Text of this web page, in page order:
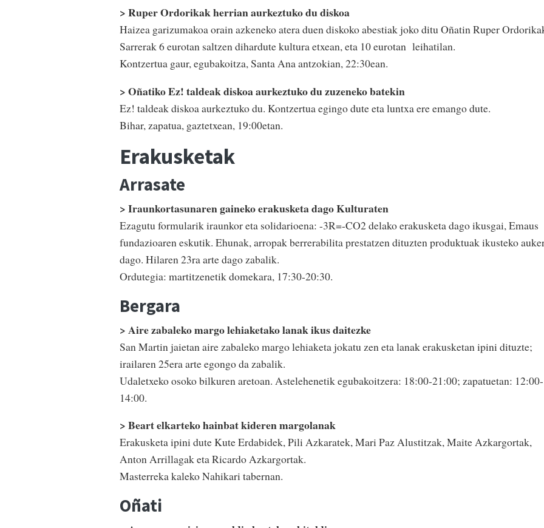
> Ruper Ordorikak herrian aurkeztuko du diskoa
Haizea garizumakoa orain azkeneko atera duen diskoko abestiak joko ditu Oñatin Ruper
Sarrerak 6 eurotan saltzen dihardute kultura etxean, eta 10 eurotan leihatilan.
Kontzertua gaur, egubakoitza, Santa Ana antzokian, 22:30ean.
> Oñatiko Ez! taldeak diskoa aurkeztuko du zuzeneko batekin
Ez! taldeak diskoa aurkeztuko du. Kontzertua egingo dute eta luntxa ere emango dute.
Bihar, zapatua, gaztetxean, 19:00etan.
Erakusketak
Arrasate
> Iraunkortasunaren gaineko erakusketa dago Kulturaten
Ezagutu formularik iraunkor eta solidarioena: -3R=-CO2 delako erakusketa dago ikusgai, Emaus
fundazioaren eskutik. Ehunak, arropak berrerabilita prestatzen dituzten produktuak ikusteko
dago. Hilaren 23ra arte dago zabalik.
Ordutegia: martitzenetik domekara, 17:30-20:30.
Bergara
> Aire zabaleko margo lehiaketako lanak ikus daitezke
San Martin jaietan aire zabaleko margo lehiaketa jokatu zen eta lanak erakusketan ipini dituzte;
irailaren 25era arte egongo da zabalik.
Udaletxeko osoko bilkuren aretoan. Astelehenetik egubakoitzera: 18:00-21:00; zapatuetan: 12:00-
14:00.
> Beart elkarteko hainbat kideren margolanak
Erakusketa ipini dute Kute Erdabidek, Pili Azkaratek, Mari Paz Alustitzak, Maite Azkargortak,
Anton Arrillagak eta Ricardo Azkargortak.
Masterreka kaleko Nahikari tabernan.
Oñati